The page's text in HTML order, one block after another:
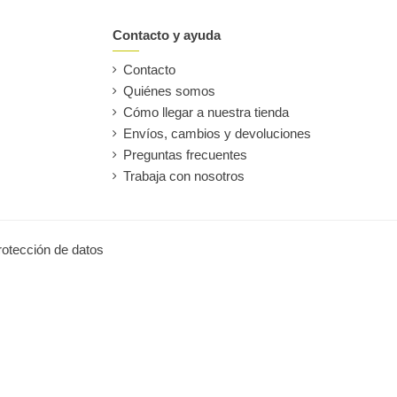
Contacto y ayuda
Contacto
Quiénes somos
Cómo llegar a nuestra tienda
Envíos, cambios y devoluciones
Preguntas frecuentes
Trabaja con nosotros
de datos